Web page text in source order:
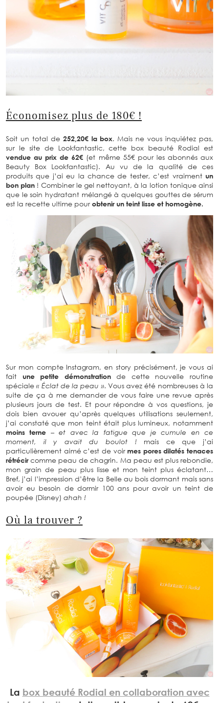
Économisez plus de 180€ !
Soit un total de 252,20€ la box. Mais ne vous inquiétez pas,
sur le site de Lookfantastic, cette box beauté Rodial est
vendue au prix de 62€ (et même 55€ pour les abonnés aux
Beauty Box Lookfantastic). Au vu de la qualité de ces
produits que j’ai eu la chance de tester, c’est vraiment un
bon plan ! Combiner le gel nettoyant, à la lotion tonique ainsi
que le soin hydratant mélangé à quelques gouttes de sérum
est la recette ultime pourobtenir un teint lisse et homogène.
Sur mon compte Instagram, en story précisément, je vous ai
fait une petite démonstrationde cette nouvelle routine
spéciale« Éclat de la peau ». Vous avez été nombreuses à la
suite de ça à me demander de vous faire une revue après
plusieurs jours de test. Et pour répondre à vos questions, je
dois bien avouer qu’après quelques utilisations seulement,
j’ai constaté que mon teint était plus lumineux, notamment
moins terne – et avec la fatigue que je cumule en ce
moment, il y avait du boulot ! mais ce que j’ai
particulièrement aimé c’est de voir mes pores dilatés tenaces
rétrécircomme peau de chagrin. Ma peau est plus rebondie,
mon grain de peau plus lisse et mon teint plus éclatant…
Bref, j’ai l’impression d’être la Belle au bois dormant mais sans
avoir eu besoin de dormir 100 ans pour avoir un teint de
poupée (Disney) ahah !
Où la trouver ?
La box beauté Rodial en collaboration avec